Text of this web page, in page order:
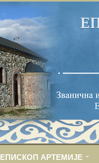
ЕПИСКОП АРТЕМИЈЕ